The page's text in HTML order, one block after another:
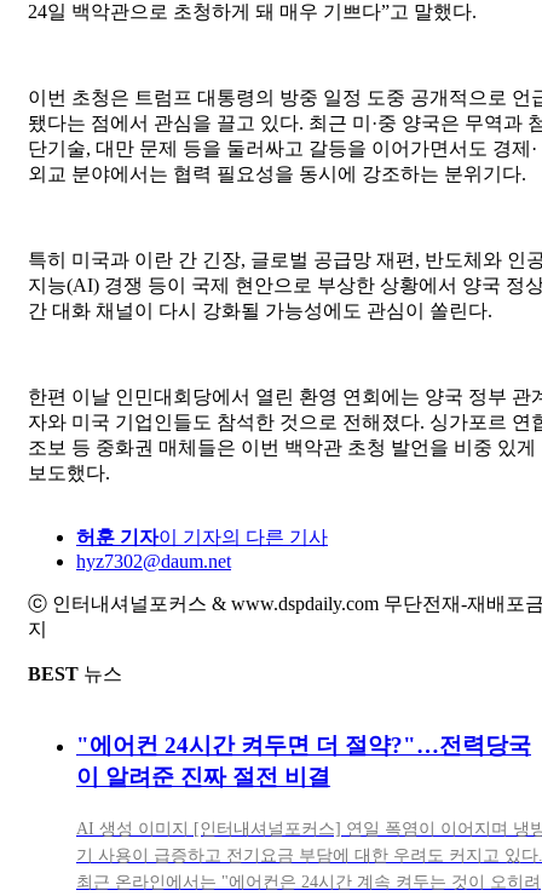
24일 백악관으로 초청하게 돼 매우 기쁘다”고 말했다.
이번 초청은 트럼프 대통령의 방중 일정 도중 공개적으로 언
됐다는 점에서 관심을 끌고 있다. 최근 미·중 양국은 무역과
단기술, 대만 문제 등을 둘러싸고 갈등을 이어가면서도 경제·
외교 분야에서는 협력 필요성을 동시에 강조하는 분위기다.
특히 미국과 이란 간 긴장, 글로벌 공급망 재편, 반도체와 인
지능(AI) 경쟁 등이 국제 현안으로 부상한 상황에서 양국 정
간 대화 채널이 다시 강화될 가능성에도 관심이 쏠린다.
한편 이날 인민대회당에서 열린 환영 연회에는 양국 정부 관
자와 미국 기업인들도 참석한 것으로 전해졌다. 싱가포르 연
조보 등 중화권 매체들은 이번 백악관 초청 발언을 비중 있게
보도했다.
허훈 기자이 기자의 다른 기사
hyz7302@daum.net
ⓒ 인터내셔널포커스 & www.dspdaily.com 무단전재-재배포
지
BEST 뉴스
"에어컨 24시간 켜두면 더 절약?"…전력당국
이 알려준 진짜 절전 비결
AI 생성 이미지 [인터내셔널포커스] 연일 폭염이 이어지며 냉
기 사용이 급증하고 전기요금 부담에 대한 우려도 커지고 있다.
최근 온라인에서는 "에어컨은 24시간 계속 켜두는 것이 오히려